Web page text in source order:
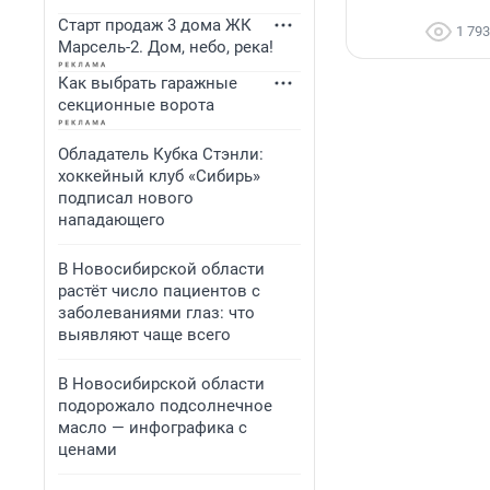
Старт продаж 3 дома ЖК
Марсель-2. Дом, небо, река!
Как выбрать гаражные
секционные ворота
Обладатель Кубка Стэнли:
хоккейный клуб «Сибирь»
подписал нового
нападающего
В Новосибирской области
растёт число пациентов с
заболеваниями глаз: что
выявляют чаще всего
В Новосибирской области
подорожало подсолнечное
масло — инфографика с
ценами
1 793